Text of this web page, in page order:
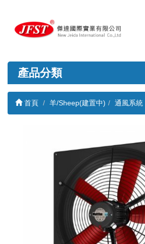
產品分類
首頁 羊/Sheep(建置中) 通風系統